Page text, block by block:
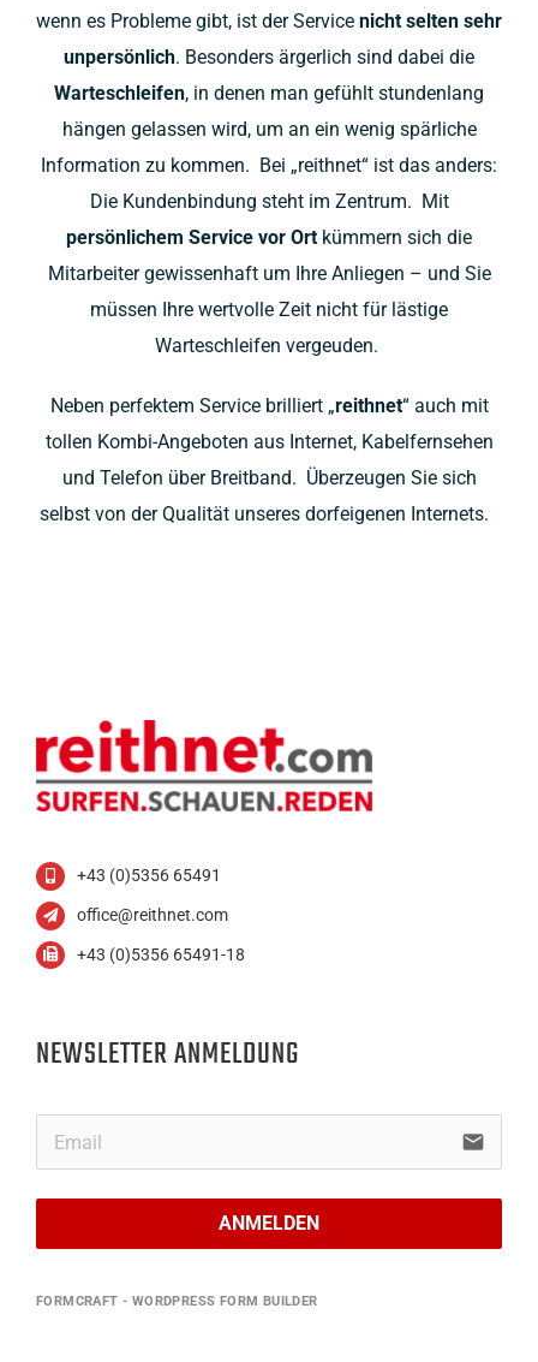
wenn es Probleme gibt, ist der Service nicht selten sehr
unpersönlich. Besonders ärgerlich sind dabei die
Warteschleifen, in denen man gefühlt stundenlang
hängen gelassen wird, um an ein wenig spärliche
Information zu kommen. Bei „reithnet“ ist das anders:
Die Kundenbindung steht im Zentrum. Mit
persönlichem Service vor Ort kümmern sich die
Mitarbeiter gewissenhaft um Ihre Anliegen – und Sie
müssen Ihre wertvolle Zeit nicht für lästige
Warteschleifen vergeuden.
Neben perfektem Service brilliert „reithnet“ auch mit
tollen Kombi-Angeboten aus Internet, Kabelfernsehen
und Telefon über Breitband. Überzeugen Sie sich
selbst von der Qualität unseres dorfeigenen Internets.
+43 (0)5356 65491
office@reithnet.com
+43 (0)5356 65491-18
NEWSLETTER ANMELDUNG
email
ANMELDEN
FORMCRAFT - WORDPRESS FORM BUILDER